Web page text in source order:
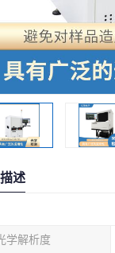
述
学解析度